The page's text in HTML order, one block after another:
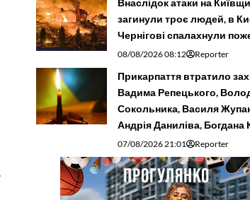
загинули троє людей, в
Чернігові спалахнули
08/08/2026 08:12 Reporter
Прикарпаття втратило
Вадима Репецького,
Сокольника, Василя
Андрія Даниліва, Богдана
07/08/2026 21:01 Reporter